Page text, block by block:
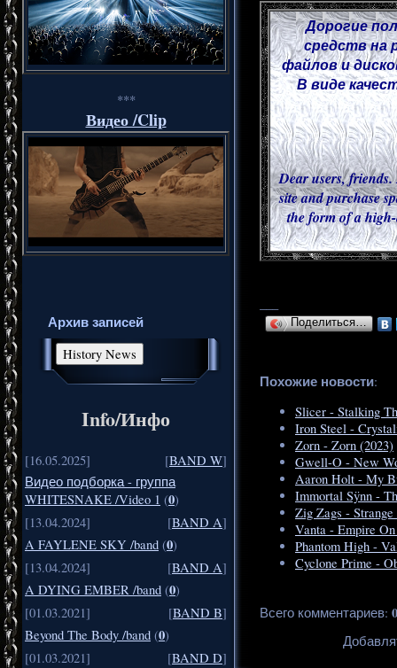
***
Видео /Clip
Архив записей
Info/Инфо
[16.05.2025] [BAND W]
Видео подборка - группа
WHITESNAKE /Video 1 (0)
[13.04.2024]
[BAND A]
A FAYLENE SKY /band (0)
[13.04.2024]
[BAND A]
A DYING EMBER /band (0)
[01.03.2021]
[BAND B]
Beyond The Body /band (0)
[01.03.2021]
[BAND D]
Дорогие
средств на
файлов и
В виде
Dear users,
site and purchase
the form of a
Поделиться…
Похожие новости:
Slicer - Stalking
Iron Steel -
Zorn - Zorn (2023)
Gwell-O - New
Aaron Holt - My
Immortal Sÿnn -
Zig Zags -
Vanta - Empire
Phantom High -
Cyclone Prime -
Всего комментариев: 0